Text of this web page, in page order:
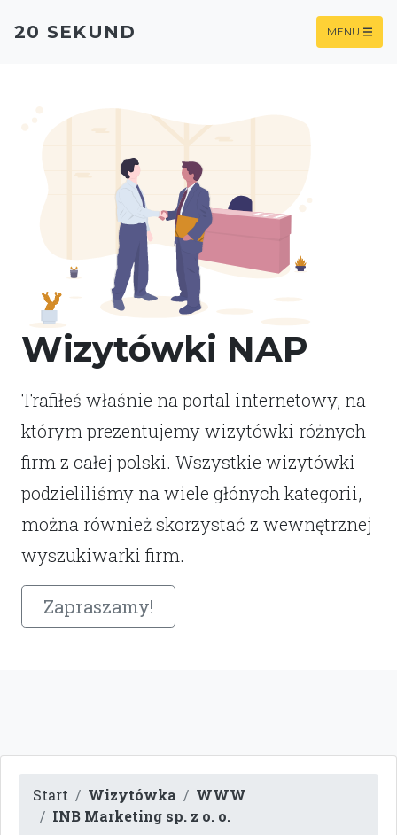
Wizytówki NAP
Trafiłeś właśnie na portal internetowy, na
którym prezentujemy wizytówki różnych
firm z całej polski. Wszystkie wizytówki
podzieliliśmy na wiele głónych kategorii,
można również skorzystać z wewnętrznej
wyszukiwarki firm.
Zapraszamy!
20 SEKUND MENU
Start Wizytówka
WWW
INB Marketing sp. z o. o.